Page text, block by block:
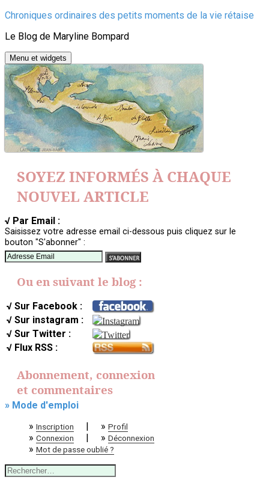
Aller
contenu
Chroniques ordinaires des petits moments de la vie rétaise
Le Blog de Maryline Bompard
Menu et widgets
SOYEZ INFORMÉS À CHAQUE
NOUVEL ARTICLE
√ Par Email :
Saisissez votre adresse email ci-dessous puis cliquez sur le
bouton "S'abonner" :
Ou en suivant le blog :
√ Sur Facebook :
√ Sur instagram :
√ Sur Twitter :
√ Flux RSS :
Abonnement, connexion
et commentaires
» Mode d'emploi
» Inscription | » Profil
» Connexion | » Déconnexion
» Mot de passe oublié ?
Rechercher :